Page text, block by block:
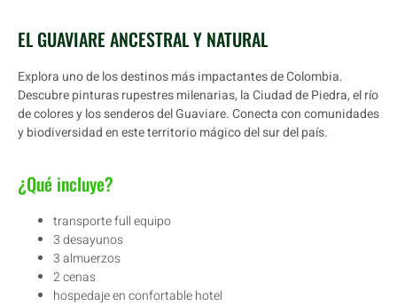
EL GUAVIARE ANCESTRAL Y NATURAL
Explora uno de los destinos más impactantes de Colombia.
Descubre pinturas rupestres milenarias, la Ciudad de Piedra, el río
de colores y los senderos del Guaviare. Conecta con comunidades
y biodiversidad en este territorio mágico del sur del país.
¿Qué incluye?
transporte full equipo
3 desayunos
3 almuerzos
2 cenas
hospedaje en confortable hotel